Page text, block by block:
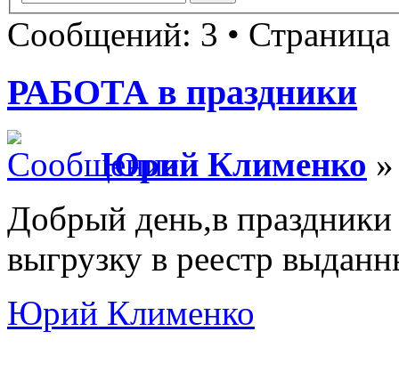
Сообщений: 3 • Страница
РАБОТА в праздники
Юрий Клименко
Добрый день,в праздники
выгрузку в реестр
Юрий Клименко